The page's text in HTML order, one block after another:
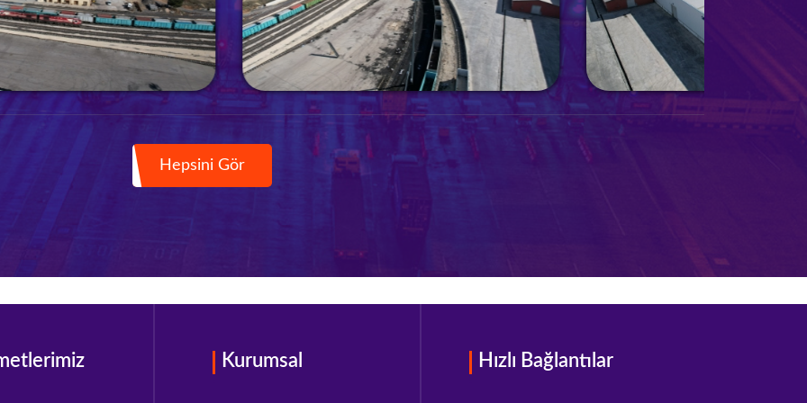
Hepsini Gör
Kurumsal Hızlı Bağlantılar